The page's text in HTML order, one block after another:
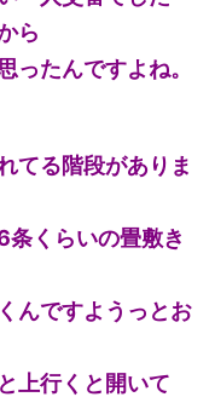
ら
ったんですよね。
てる階段がありま
条くらいの畳敷き
んですようっとお
上行くと開いて